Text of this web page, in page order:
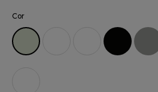
Cor